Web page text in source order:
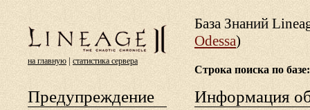
на главную | статистика сервера
База Знаний
Odessa)
Строка поиска по базе:
Предупреждение Информация